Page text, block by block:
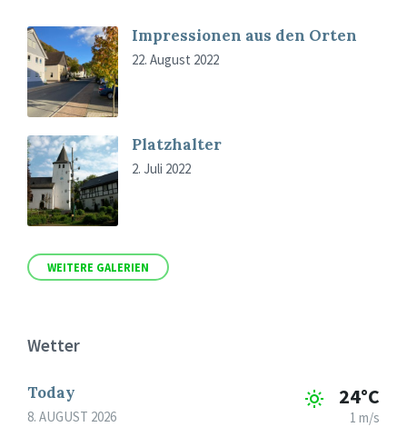
Impressionen aus den Orten
22. August 2022
Platzhalter
2. Juli 2022
WEITERE GALERIEN
Wetter
Today
8. AUGUST 2026
24°C
1 m/s